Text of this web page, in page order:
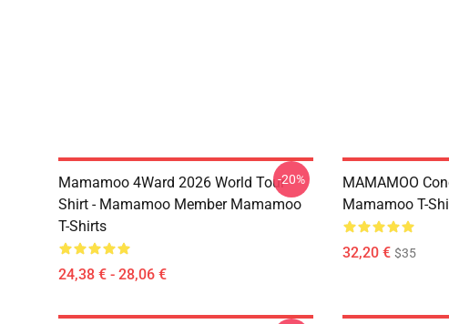
Mamamoo 4Ward 2026 World Tour
Shirt - Mamamoo Member Mamamoo
T-Shirts
24,38 € - 28,06 €
-20%
MAMAMOO
Mamamoo T-
32,20 € $35